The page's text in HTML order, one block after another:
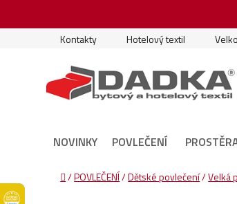
Kontakty
Hotelový textil
NOVINKY POVLEČENÍ
Domů
/POVLEČENÍ/Dětské povlečení/Velká